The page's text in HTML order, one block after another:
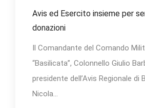
Avis ed Esercito insieme per
donazioni
Il Comandante del Comando
“Basilicata”, Colonnello Giulio
presidente dell’Avis Regionale di
Nicola...